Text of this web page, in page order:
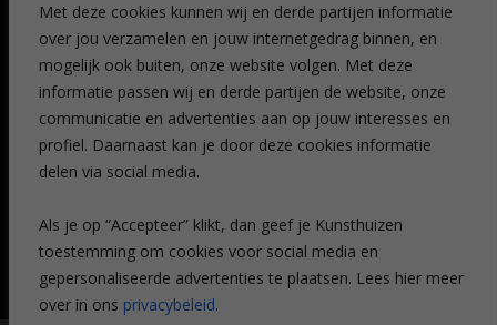
Met deze cookies kunnen wij en derde partijen informatie
over jou verzamelen en jouw internetgedrag binnen, en
mogelijk ook buiten, onze website volgen. Met deze
informatie passen wij en derde partijen de website, onze
communicatie en advertenties aan op jouw interesses en
profiel. Daarnaast kan je door deze cookies informatie
delen via social media.
Als je op “Accepteer” klikt, dan geef je Kunsthuizen
toestemming om cookies voor social media en
gepersonaliseerde advertenties te plaatsen. Lees hier meer
over in ons privacybeleid.
Leiden
Amsterdam
Breda
Favorieten
Mijn art alert
NIEUWSBRIEF